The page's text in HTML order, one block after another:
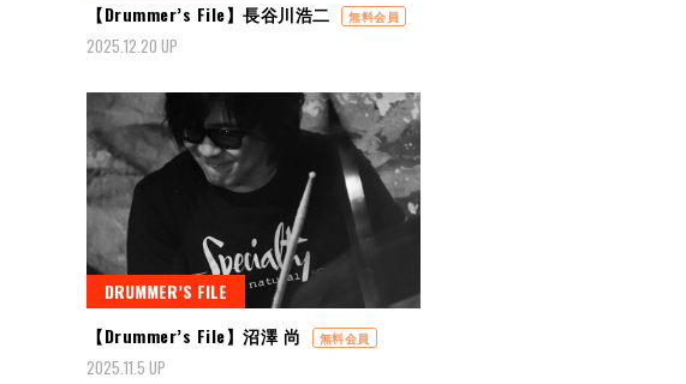
【Drummer’s File】長谷川浩二
無料会員
2025.12.20 UP
DRUMMER’S FILE
【Drummer’s File】沼澤 尚
無料会員
2025.11.5 UP